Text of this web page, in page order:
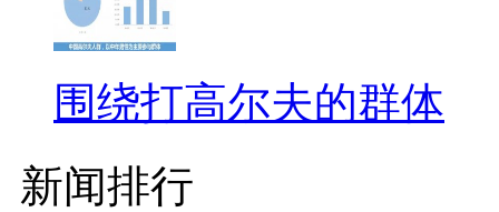
围绕打高尔夫的群体
新闻排行